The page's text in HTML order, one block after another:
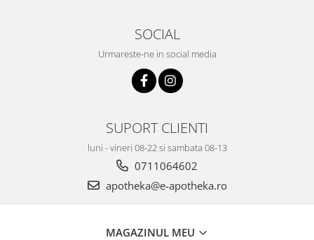
SOCIAL
Urmareste-ne in social media
SUPORT CLIENTI
luni - vineri 08-22 si sambata 08-13
0711064602
apotheka@e-apotheka.ro
MAGAZINUL MEU